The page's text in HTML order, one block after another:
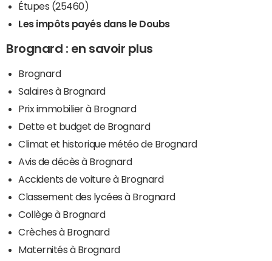
Étupes (25460)
Les impôts payés dans le Doubs
Brognard : en savoir plus
Brognard
Salaires à Brognard
Prix immobilier à Brognard
Dette et budget de Brognard
Climat et historique météo de Brognard
Avis de décès à Brognard
Accidents de voiture à Brognard
Classement des lycées à Brognard
Collège à Brognard
Crèches à Brognard
Maternités à Brognard